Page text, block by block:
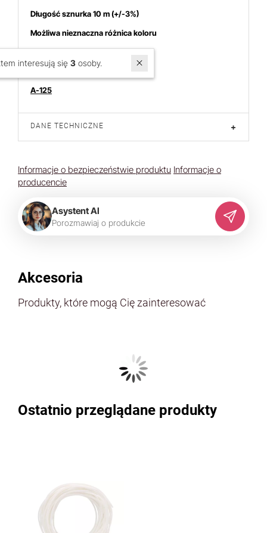
Długość sznurka 10 m (+/-3%)
Możliwa nieznaczna różnica koloru
Sznurek poliestrowy, topliwy
Cena dotyczy 10 m sznurka
A-125
DANE TECHNICZNE +
Informacje o bezpieczeństwie produktu Informacje o
producencie
Asystent AI
Porozmawiaj o produkcie
Akcesoria
Produkty, które mogą Cię zainteresować
Ostatnio przeglądane produkty
W ostatnich 7 dniach produktem interesują się